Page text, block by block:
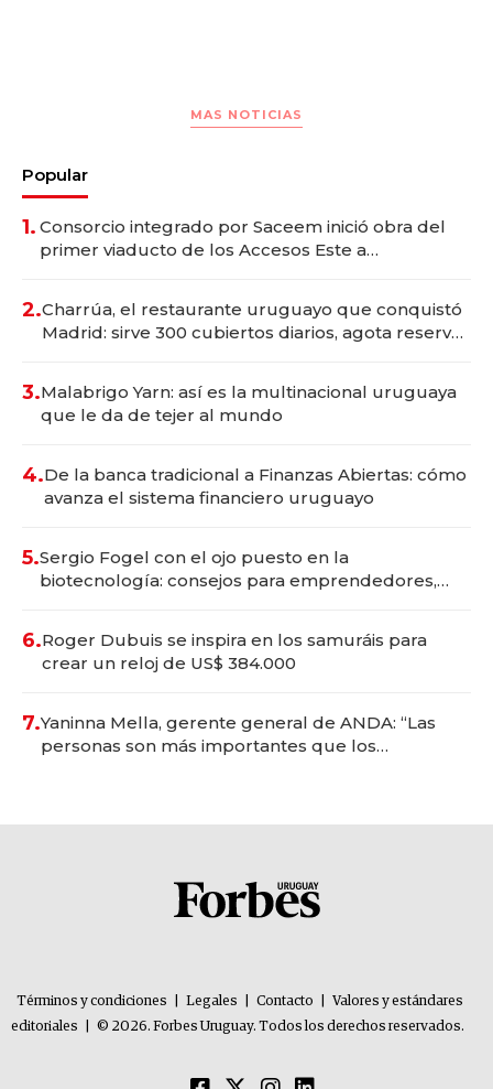
MAS NOTICIAS
Popular
1. Consorcio integrado por Saceem inició obra del
primer viaducto de los Accesos Este a
2.Charrúa, el restaurante uruguayo que conquistó
Madrid: sirve 300 cubiertos diarios, agota reservas
3.Malabrigo Yarn: así es la multinacional uruguaya
que le da de tejer al mundo
4.De la banca tradicional a Finanzas Abiertas: cómo
avanza el sistema financiero uruguayo
5.Sergio Fogel con el ojo puesto en la
biotecnología: consejos para emprendedores,
6.Roger Dubuis se inspira en los samuráis para
crear un reloj de US$ 384.000
7.Yaninna Mella, gerente general de ANDA: “Las
personas son más importantes que los
Términos y condiciones Legales Contacto
Valores y estándares
editoriales
© 2026. Forbes Uruguay. Todos los derechos reservados.